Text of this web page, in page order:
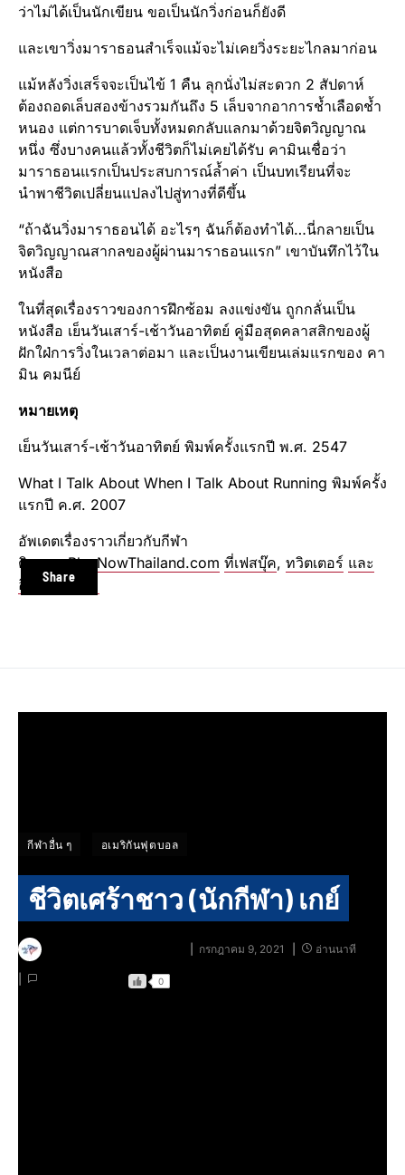
Share
ว่าไม่ได้เป็นนักเขียน ขอเป็นนักวิ่งก่อนก็ยังดี
และเขาวิ่งมาราธอนสำเร็จแม้จะไม่เคยวิ่งระยะไกลมาก่อน
แม้หลังวิ่งเสร็จจะเป็นไข้ 1 คืน ลุกนั่งไม่สะดวก 2 สัปดาห์
ต้องถอดเล็บสองข้างรวมกันถึง 5 เล็บจากอาการช้ำเลือดช้ำ
หนอง แต่การบาดเจ็บทั้งหมดกลับแลกมาด้วยจิตวิญญาณ
หนึ่ง ซึ่งบางคนแล้วทั้งชีวิตก็ไม่เคยได้รับ คามินเชื่อว่า
มาราธอนแรกเป็นประสบการณ์ล้ำค่า เป็นบทเรียนที่จะ
นำพาชีวิตเปลี่ยนแปลงไปสู่ทางที่ดีขึ้น
“ถ้าฉันวิ่งมาราธอนได้ อะไรๆ ฉันก็ต้องทำได้…นี่กลายเป็น
จิตวิญญาณสากลของผู้ผ่านมาราธอนแรก” เขาบันทึกไว้ใน
หนังสือ
ในที่สุดเรื่องราวของการฝึกซ้อม ลงแข่งขัน ถูกกลั่นเป็น
หนังสือ เย็นวันเสาร์-เช้าวันอาทิตย์ คู่มือสุดคลาสสิกของผู้
ฝักใฝ่การวิ่งในเวลาต่อมา และเป็นงานเขียนเล่มแรกของ คา
มิน คมนีย์
หมายเหตุ
เย็นวันเสาร์-เช้าวันอาทิตย์ พิมพ์ครั้งแรกปี พ.ศ. 2547
What I Talk About When I Talk About Running พิมพ์ครั้ง
แรกปี ค.ศ. 2007
อัพเดตเรื่องราวเกี่ยวกับกีฬา
ติดตามPlayNowThailand.com ที่เฟสบุ๊ค, ทวิตเตอร์ และ
อินสตาแกรม
กีฬาอื่น ๆ อเมริกันฟุตบอล
ชีวิตเศร้าชาว (นักกีฬา) เกย์
กรกฎาคม 9, 2021 อ่านนาที
0